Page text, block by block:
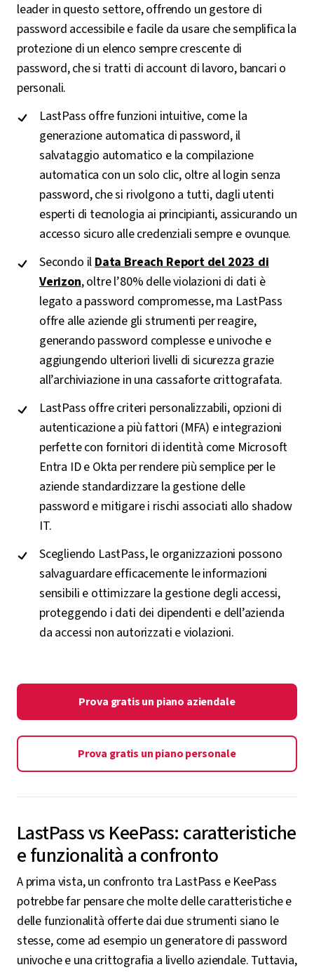
leader in questo settore, offrendo un gestore di
password accessibile e facile da usare che semplifica la
protezione di un elenco sempre crescente di
password, che si tratti di account di lavoro, bancari o
personali.
LastPass offre funzioni intuitive, come la
generazione automatica di password, il
salvataggio automatico e la compilazione
automatica con un solo clic, oltre al login senza
password, che si rivolgono a tutti, dagli utenti
esperti di tecnologia ai principianti, assicurando un
accesso sicuro alle credenziali sempre e ovunque.
Secondo ilData Breach Report del 2023 di
Verizon, oltre l’80% delle violazioni di dati è
legato a password compromesse, ma LastPass
offre alle aziende gli strumenti per reagire,
generando password complesse e univoche e
aggiungendo ulteriori livelli di sicurezza grazie
all’archiviazione in una cassaforte crittografata.
LastPass offre criteri personalizzabili, opzioni di
autenticazione a più fattori (MFA) e integrazioni
perfette con fornitori di identità come Microsoft
Entra ID e Okta per rendere più semplice per le
aziende standardizzare la gestione delle
password e mitigare i rischi associati allo shadow
IT.
Scegliendo LastPass, le organizzazioni possono
salvaguardare efficacemente le informazioni
sensibili e ottimizzare la gestione degli accessi,
proteggendo i dati dei dipendenti e dell’azienda
da accessi non autorizzati e violazioni.
Prova gratis un piano aziendale
Prova gratis un piano personale
LastPass vs KeePass: caratteristiche
e funzionalità a confronto
A prima vista, un confronto tra LastPass e KeePass
potrebbe far pensare che molte delle caratteristiche e
delle funzionalità offerte dai due strumenti siano le
stesse, come ad esempio un generatore di password
univoche e una crittografia a livello aziendale. Tuttavia,